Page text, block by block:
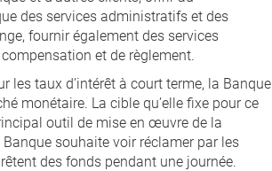
des services administratifs et des
fournir également des services
et de règlement.
les taux d’intérêt à court terme, la Banque
monétaire. La cible qu’elle fixe pour ce
outil de mise en œuvre de la
souhaite voir réclamer par les
des fonds pendant une journée.